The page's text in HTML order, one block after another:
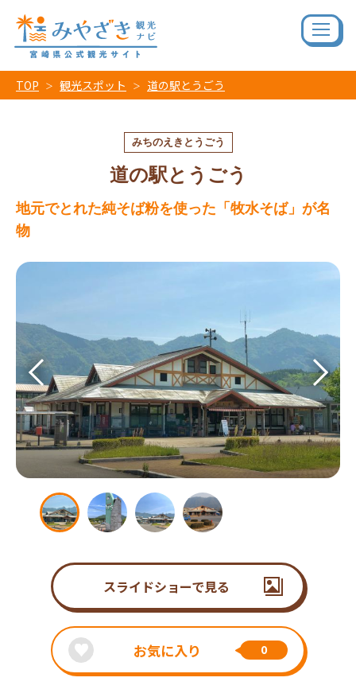
TOP 観光スポット 道の駅とうごう
みちのえきとうごう
道の駅とうごう
地元でとれた純そば粉を使った「牧水そば」が名
物
スライドショーで見る
お気に入り 0